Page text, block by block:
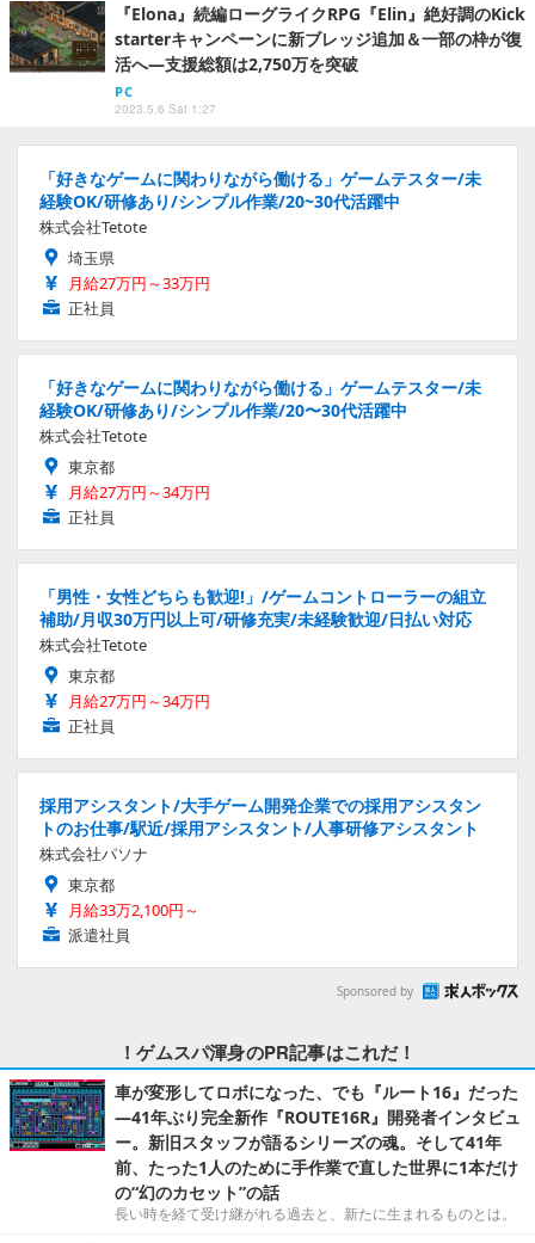
『Elona』続編ローグライクRPG『Elin』絶好調のKick
starterキャンペーンに新ブレッジ追加＆一部の枠が復
活へ―支援総額は2,750万を突破
PC
2023.5.6 Sat 1:27
「好きなゲームに関わりながら働ける」ゲームテスター/未
経験OK/研修あり/シンプル作業/20~30代活躍中
株式会社Tetote
埼玉県
月給27万円～33万円
正社員
「好きなゲームに関わりながら働ける」ゲームテスター/未
経験OK/研修あり/シンプル作業/20〜30代活躍中
株式会社Tetote
東京都
月給27万円～34万円
正社員
「男性・女性どちらも歓迎!」/ゲームコントローラーの組立
補助/月収30万円以上可/研修充実/未経験歓迎/日払い対応
株式会社Tetote
東京都
月給27万円～34万円
正社員
採用アシスタント/大手ゲーム開発企業での採用アシスタン
トのお仕事/駅近/採用アシスタント/人事研修アシスタント
株式会社パソナ
東京都
月給33万2,100円～
派遣社員
Sponsored by
！ゲムスパ渾身のPR記事はこれだ！
車が変形してロボになった、でも『ルート16』だった
―41年ぶり完全新作『ROUTE16R』開発者インタビュ
ー。新旧スタッフが語るシリーズの魂。そして41年
前、たった1人のために手作業で直した世界に1本だけ
の“幻のカセット”の話
長い時を経て受け継がれる過去と、新たに生まれるものとは。